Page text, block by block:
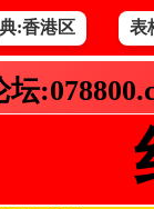
:香港区 表
坛